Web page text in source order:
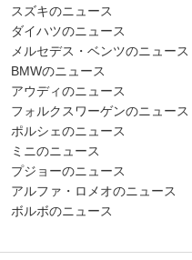
スズキのニュース
ダイハツのニュース
メルセデス・ベンツのニュース
BMWのニュース
アウディのニュース
フォルクスワーゲンのニュース
ポルシェのニュース
ミニのニュース
プジョーのニュース
アルファ・ロメオのニュース
ボルボのニュース